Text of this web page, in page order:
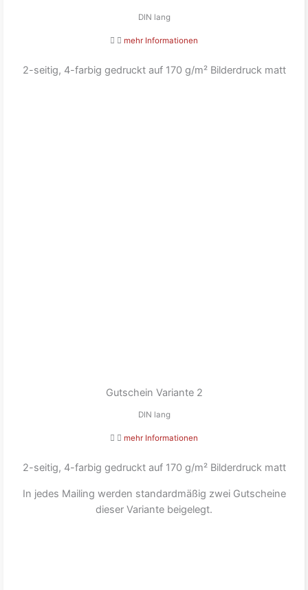
DIN lang
mehr Informationen
2-seitig, 4-farbig gedruckt auf 170 g/m² Bilderdruck matt
Gutschein Variante 2
DIN lang
mehr Informationen
2-seitig, 4-farbig gedruckt auf 170 g/m² Bilderdruck matt
In jedes Mailing werden standardmäßig zwei Gutscheine
dieser Variante beigelegt.